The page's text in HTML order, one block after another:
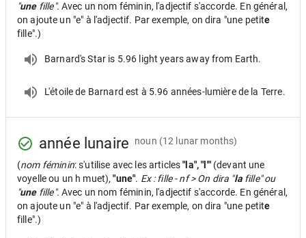
"unefille". Avec un nom féminin, l'adjectif s'accorde. En général,
on ajoute un "e" à l'adjectif. Par exemple, on dira "une petite
fille".)
Barnard's Star is 5.96 light years away from Earth.
L'étoile de Barnard est à 5.96 années-lumière de la Terre.
année lunaire noun (12 lunar months)
(nom féminin: s'utilise avec les articles"la", "l'" (devant une
voyelle ou un h muet),"une". Ex : fille - nf > On dira "lafille" ou
"unefille". Avec un nom féminin, l'adjectif s'accorde. En général,
on ajoute un "e" à l'adjectif. Par exemple, on dira "une petite
fille".)